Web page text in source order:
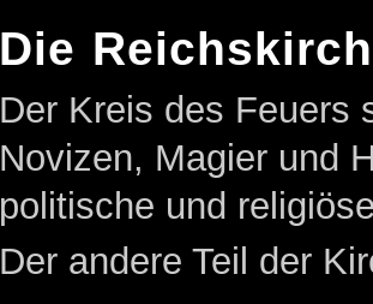
Die
Der Kreis des Feuers
Novizen, Magier und
politische und
Der andere Teil der